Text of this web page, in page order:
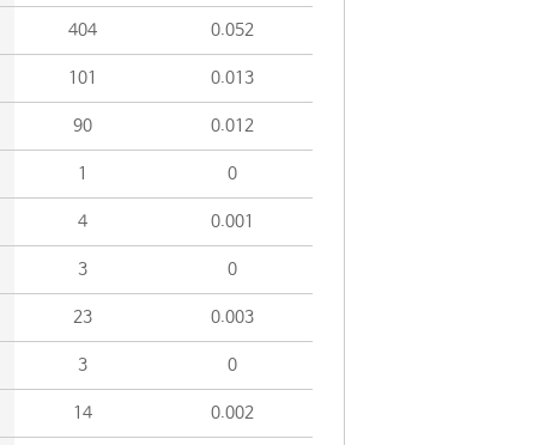
404 0.052
101 0.013
90 0.012
1 0
4 0.001
3 0
23 0.003
3 0
14 0.002